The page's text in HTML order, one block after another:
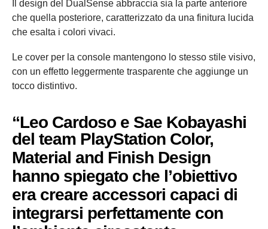
Il design del DualSense abbraccia sia la parte anteriore
che quella posteriore, caratterizzato da una finitura lucida
che esalta i colori vivaci.
Le cover per la console mantengono lo stesso stile visivo,
con un effetto leggermente trasparente che aggiunge un
tocco distintivo.
“Leo Cardoso e Sae Kobayashi
del team PlayStation Color,
Material and Finish Design
hanno spiegato che l’obiettivo
era creare accessori capaci di
integrarsi perfettamente con